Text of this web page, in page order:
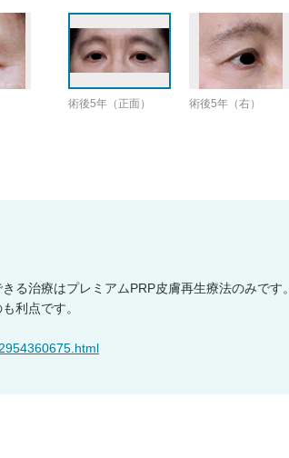
術後5年（正面） 術後5年（右）
る治療はプレミアムPRP皮膚再生療法のみです。
利点です。